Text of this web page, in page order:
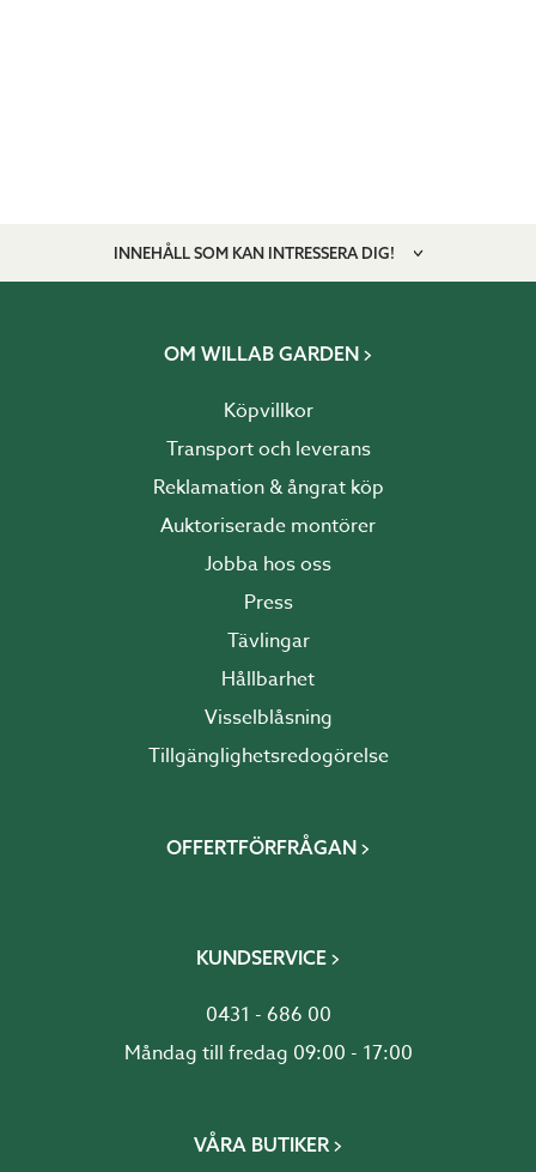
INNEHÅLL SOM KAN INTRESSERA DIG!
OM WILLAB GARDEN
Köpvillkor
Transport och leverans
Reklamation & ångrat köp
Auktoriserade montörer
Jobba hos oss
Press
Tävlingar
Hållbarhet
Visselblåsning
Tillgänglighetsredogörelse
OFFERTFÖRFRÅGAN
KUNDSERVICE
0431 - 686 00
Måndag till fredag 09:00 - 17:00
VÅRA BUTIKER